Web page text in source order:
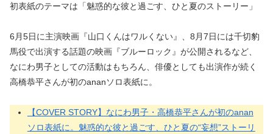
初表紙のテーマは「魅惑的な彼と過ごす、ひと夏のストーリー」
6月5日に主演映画『山口くんはワルくない』、8月7日には千切豹
馬役で出演する話題の映画『ブルーロック』が公開されるなど、
なにわ男子としての活動はもちろん、俳優としても出演作が続く
高橋恭平さんが初のananソロ表紙に。
【COVER STORY】なにわ男子・高橋恭平さんが初のanan
ソロ表紙に。魅惑的な彼と過ごす、ひと夏の“妄想”ストーリ